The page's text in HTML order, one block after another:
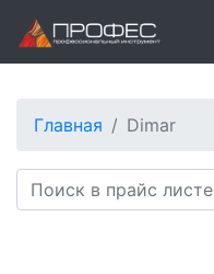
Главная Dimar